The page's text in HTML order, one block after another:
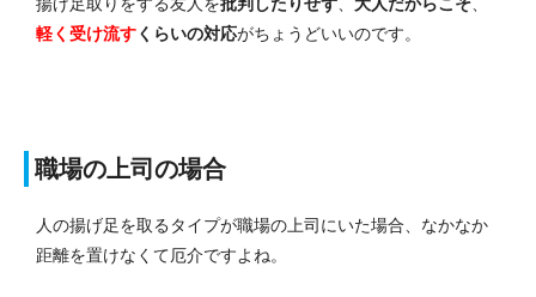
軽く受け流すくらいの対応がちょうどいいのです。
職場の上司の場合
人の揚げ足を取るタイプが職場の上司にいた場合、なかなか
距離を置けなくて厄介ですよね。